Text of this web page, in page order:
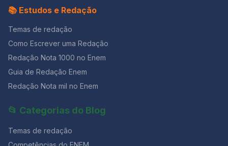
📚 Estudos e Redação
Temas de redação
Como Escrever uma Redação
Redação Nota 1000 no Enem
Guia de Redação Enem
Redação Nota mil no Enem
📂 Categorias do Blog
Temas de redação